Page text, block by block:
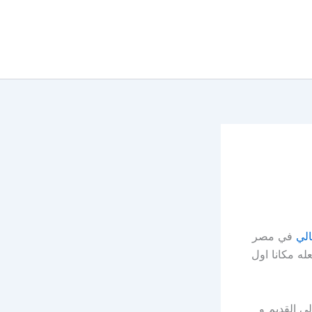
في مصر
مكانا اول
القديم و